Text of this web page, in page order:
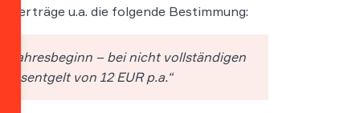
u.a. die folgende Bestimmung:
Jahresbeginn – bei nicht vollständigen
von 12 EUR p.a.“